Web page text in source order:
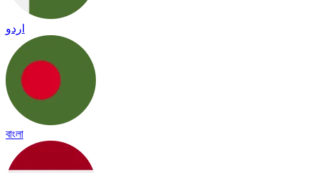
اردو
বাংলা